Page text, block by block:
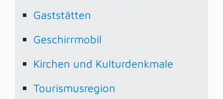
Gaststätten
Geschirrmobil
Kirchen und Kulturdenkmale
Tourismusregion